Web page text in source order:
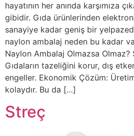
hayatının her anında karşımıza
gibidir. Gıda ürünlerinden
sanayiye kadar geniş bir
naylon ambalaj neden bu kadar
Naylon Ambalaj Olmazsa Olmaz?
Gıdaların tazeliğini korur, dış
engeller. Ekonomik Çözüm:
kolaydır. Bu da […]
Streç